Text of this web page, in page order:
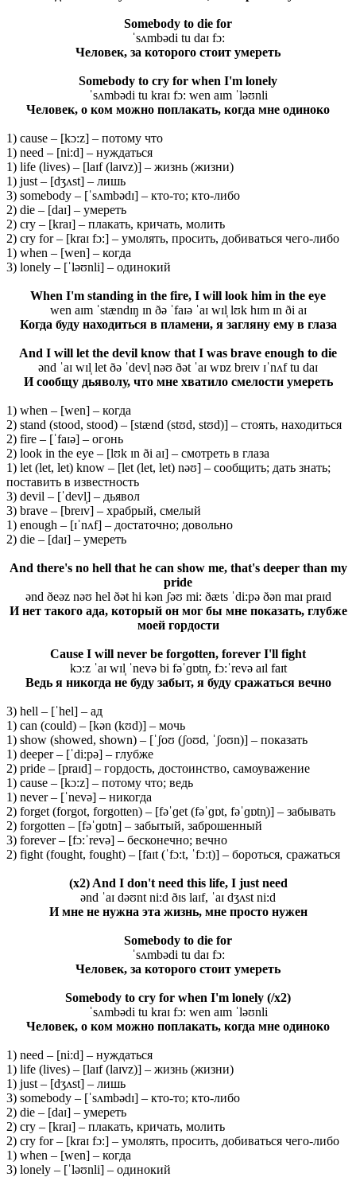
Somebody to die for
ˈsʌmbədi tu daɪ fɔ:
Человек, за которого стоит умереть
Somebody to cry for when I'm lonely
ˈsʌmbədi tu kraɪ fɔ: wen aɪm ˈləʊnli
Человек, о ком можно поплакать, когда мне одиноко
1) cause – [kɔ:z] – потому что
1) need – [ni:d] – нуждаться
1) life (lives) – [laɪf (laɪvz)] – жизнь (жизни)
1) just – [dʒʌst] – лишь
3) somebody – [ˈsʌmbədɪ] – кто-то; кто-либо
2) die – [daɪ] – умереть
2) cry – [kraɪ] – плакать, кричать, молить
2) cry for – [kraɪ fɔ:] – умолять, просить, добиваться чего-либо
1) when – [wen] – когда
3) lonely – [ˈləʊnli] – одинокий
When I'm standing in the fire, I will look him in the eye
wen aɪm ˈstændɪŋ ɪn ðə ˈfaɪə ˈaɪ wɪl̩ lʊk hɪm ɪn ði aɪ
Когда буду находиться в пламени, я загляну ему в глаза
And I will let the devil know that I was brave enough to die
ənd ˈaɪ wɪl̩ let ðə ˈdevl̩ nəʊ ðət ˈaɪ wɒz breɪv ɪˈnʌf tu daɪ
И сообщу дьяволу, что мне хватило смелости умереть
1) when – [wen] – когда
2) stand (stood, stood) – [stænd (stʊd, stʊd)] – стоять, находиться
2) fire – [ˈfaɪə] – огонь
2) look in the eye – [lʊk ɪn ði aɪ] – смотреть в глаза
1) let (let, let) know – [let (let, let) nəʊ] – сообщить; дать знать;
поставить в известность
3) devil – [ˈdevl̩] – дьявол
3) brave – [breɪv] – храбрый, смелый
1) enough – [ɪˈnʌf] – достаточно; довольно
2) die – [daɪ] – умереть
And there's no hell that he can show me, that's deeper than my
pride
ənd ðeəz nəʊ hel ðət hi kən ʃəʊ mi: ðæts ˈdi:pə ðən maɪ praɪd
И нет такого ада, который он мог бы мне показать, глубже
моей гордости
Cause I will never be forgotten, forever I'll fight
kɔ:z ˈaɪ wɪl̩ ˈnevə bi fəˈɡɒtn̩, fɔ:ˈrevə aɪl faɪt
Ведь я никогда не буду забыт, я буду сражаться вечно
3) hell – [ˈhel] – ад
1) can (could) – [kən (kʊd)] – мочь
1) show (showed, shown) – [ˈʃoʊ (ʃoʊd, ˈʃoʊn)] – показать
1) deeper – [ˈdi:pə] – глубже
2) pride – [praɪd] – гордость, достоинство, самоуважение
1) cause – [kɔ:z] – потому что; ведь
1) never – [ˈnevə] – никогда
2) forget (forgot, forgotten) – [fəˈɡet (fəˈɡɒt, fəˈɡɒtn̩)] – забывать
2) forgotten – [fəˈɡɒtn] – забытый, заброшенный
3) forever – [fɔ:ˈrevə] – бесконечно; вечно
2) fight (fought, fought) – [faɪt (ˈfɔ:t, ˈfɔːt)] – бороться, сражаться
(x2) And I don't need this life, I just need
ənd ˈaɪ dəʊnt ni:d ðɪs laɪf, ˈaɪ dʒʌst ni:d
И мне не нужна эта жизнь, мне просто нужен
Somebody to die for
ˈsʌmbədi tu daɪ fɔ:
Человек, за которого стоит умереть
Somebody to cry for when I'm lonely (/x2)
ˈsʌmbədi tu kraɪ fɔ: wen aɪm ˈləʊnli
Человек, о ком можно поплакать, когда мне одиноко
1) need – [ni:d] – нуждаться
1) life (lives) – [laɪf (laɪvz)] – жизнь (жизни)
1) just – [dʒʌst] – лишь
3) somebody – [ˈsʌmbədɪ] – кто-то; кто-либо
2) die – [daɪ] – умереть
2) cry – [kraɪ] – плакать, кричать, молить
2) cry for – [kraɪ fɔ:] – умолять, просить, добиваться чего-либо
1) when – [wen] – когда
3) lonely – [ˈləʊnli] – одинокий